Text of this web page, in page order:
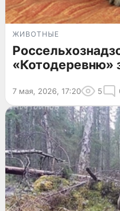
ЖИВОТНЫЕ
«Котодеревню»
7 мая, 2026, 17:20 5